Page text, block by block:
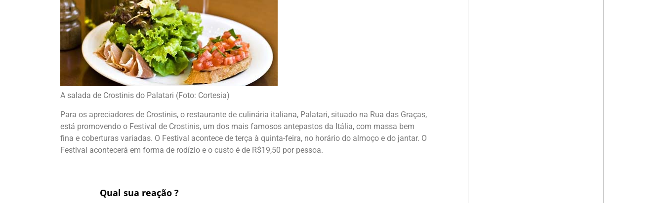
A salada de Crostinis do Palatari (Foto: Cortesia)
Para os apreciadores de Crostinis, o restaurante de culinária italiana, Palatari, situado na Rua das Graças,
está promovendo o Festival de Crostinis, um dos mais famosos antepastos da Itália, com massa bem
fina e coberturas variadas. O Festival acontece de terça à quinta-feira, no horário do almoço e do jantar. O
Festival acontecerá em forma de rodízio e o custo é de R$19,50 por pessoa.
Qual sua reação ?